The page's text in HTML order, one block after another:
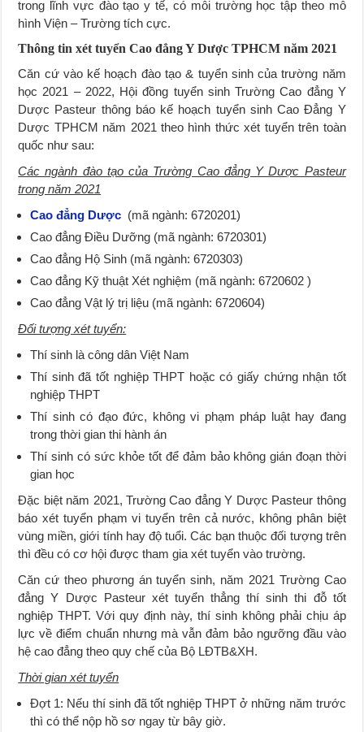
trong lĩnh vực đào tạo y tế, có môi trường học tập theo mô
hình Viện – Trường tích cực.
Thông tin xét tuyển Cao đẳng Y Dược TPHCM năm 2021
Căn cứ vào kế hoạch đào tạo & tuyển sinh của trường năm
học 2021 – 2022, Hội đồng tuyển sinh Trường Cao đẳng Y
Dược Pasteur thông báo kế hoạch tuyển sinh Cao Đẳng Y
Dược TPHCM năm 2021 theo hình thức xét tuyển trên toàn
quốc như sau:
Các ngành đào tạo của Trường Cao đẳng Y Dược Pasteur
trong năm 2021
Cao đẳng Dược (mã ngành: 6720201)
Cao đẳng Điều Dưỡng (mã ngành: 6720301)
Cao đẳng Hộ Sinh (mã ngành: 6720303)
Cao đẳng Kỹ thuật Xét nghiệm (mã ngành: 6720602 )
Cao đẳng Vật lý trị liệu (mã ngành: 6720604)
Đối tượng xét tuyển:
Thí sinh là công dân Việt Nam
Thí sinh đã tốt nghiệp THPT hoặc có giấy chứng nhận tốt
nghiệp THPT
Thí sinh có đạo đức, không vi phạm pháp luật hay đang
trong thời gian thi hành án
Thí sinh có sức khỏe tốt để đảm bảo không gián đoạn thời
gian học
Đặc biệt năm 2021, Trường Cao đẳng Y Dược Pasteur thông
báo xét tuyển phạm vi tuyển trên cả nước, không phân biệt
vùng miền, giới tính hay độ tuổi. Các bạn thuộc đối tượng trên
thì đều có cơ hội được tham gia xét tuyển vào trường.
Căn cứ theo phương án tuyển sinh, năm 2021 Trường Cao
đẳng Y Dược Pasteur xét tuyển thẳng thí sinh thi đỗ tốt
nghiệp THPT. Với quy định này, thí sinh không phải chịu áp
lực về điểm chuẩn nhưng mà vẫn đảm bảo ngưỡng đầu vào
hệ cao đẳng theo quy chế của Bộ LĐTB&XH.
Thời gian xét tuyển
Đợt 1: Nếu thí sinh đã tốt nghiệp THPT ở những năm trước
thì có thể nộp hồ sơ ngay từ bây giờ.